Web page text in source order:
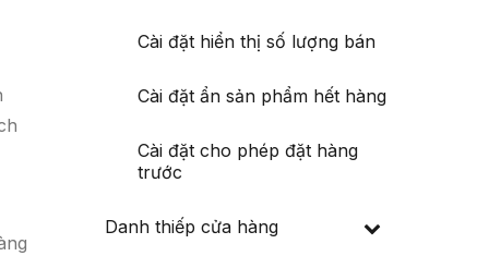
Cài đặt hiển thị số lượng bán
Cài đặt ẩn sản phẩm hết hàng
Cài đặt cho phép đặt hàng
trước
Danh thiếp cửa hàng